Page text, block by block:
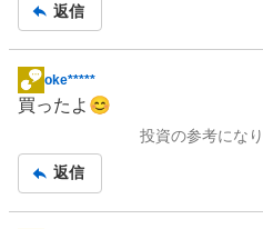
事
返信
掲
示
事
oke*****
買ったよ😊
投資の参考にな
返信